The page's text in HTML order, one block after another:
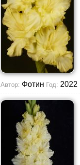
Автор: Фотин Год: 2022